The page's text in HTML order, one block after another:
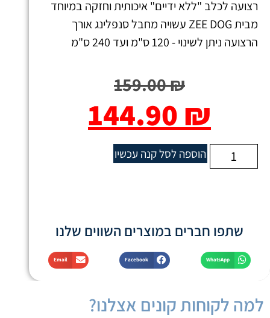
רצועה לכלב "ללא ידיים" איכותית וחזקה במיוחד
מבית ZEE DOG עשויה מחבל סנפלינג אורך
הרצועה ניתן לשינוי - 120 ס"מ ועד 240 ס"מ
159.00₪
144.90 ₪
הוספה לסלקנה עכשיו
שתפו חברים במוצרים השווים שלנו
WhatsApp
Facebook
Email
למה לקוחות קונים אצלנו?